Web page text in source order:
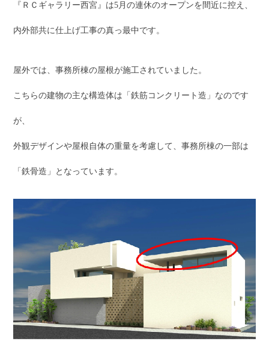
『ＲＣギャラリー西宮』は5月の連休のオープンを間近に控え、
内外部共に仕上げ工事の真っ最中です。
屋外では、事務所棟の屋根が施工されていました。
こちらの建物の主な構造体は「鉄筋コンクリート造」なのです
が、
外観デザインや屋根自体の重量を考慮して、事務所棟の一部は
「鉄骨造」となっています。